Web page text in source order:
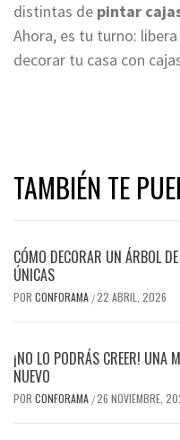
distintas de pintar
Ahora, es tu turno:
decorar tu casa con
TAMBIÉN TE
CÓMO DECORAR UN ÁRBOL
ÚNICAS
POR CONFORAMA /22 ABRIL, 2026
¡NO LO PODRÁS CREER! UNA
NUEVO
POR CONFORAMA /26 NOVIEMBRE,